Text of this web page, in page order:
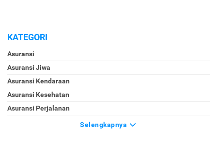
KATEGORI
Asuransi
Asuransi Jiwa
Asuransi Kendaraan
Asuransi Kesehatan
Asuransi Perjalanan
Selengkapnya